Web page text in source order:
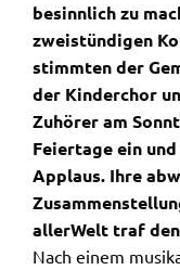
besinnlich zu
zweistündigen
stimmten der
der Kinderchor
Zuhörer am
Feiertage ein
Applaus. Ihre
allerWelt traf
Nach einem